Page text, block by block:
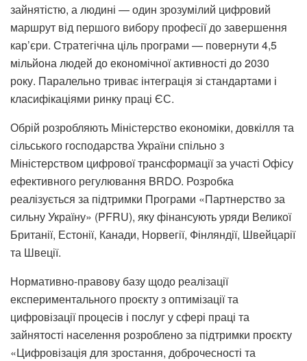
зайнятістю, а людині — один зрозумілий цифровий
маршрут від першого вибору професії до завершення
кар’єри. Стратегічна ціль програми — повернути 4,5
мільйона людей до економічної активності до 2030
року. Паралельно триває інтеграція зі стандартами і
класифікаціями ринку праці ЄС.
Обрій розробляють Міністерство економіки, довкілля та
сільського господарства України спільно з
Міністерством цифрової трансформації за участі Офісу
ефективного регулювання BRDO. Розробка
реалізується за підтримки Програми «Партнерство за
сильну Україну» (PFRU), яку фінансують уряди Великої
Британії, Естонії, Канади, Норвегії, Фінляндії, Швейцарії
та Швеції.
Нормативно-правову базу щодо реалізації
експериментального проєкту з оптимізації та
цифровізації процесів і послуг у сфері праці та
зайнятості населення розроблено за підтримки проєкту
«Цифровізація для зростання, доброчесності та